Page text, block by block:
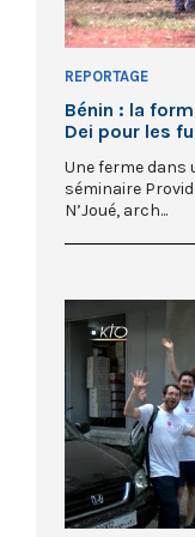
REPORTAGE
Bénin : la
Dei pour les
Une ferme dans
séminaire
N’Joué, arch...